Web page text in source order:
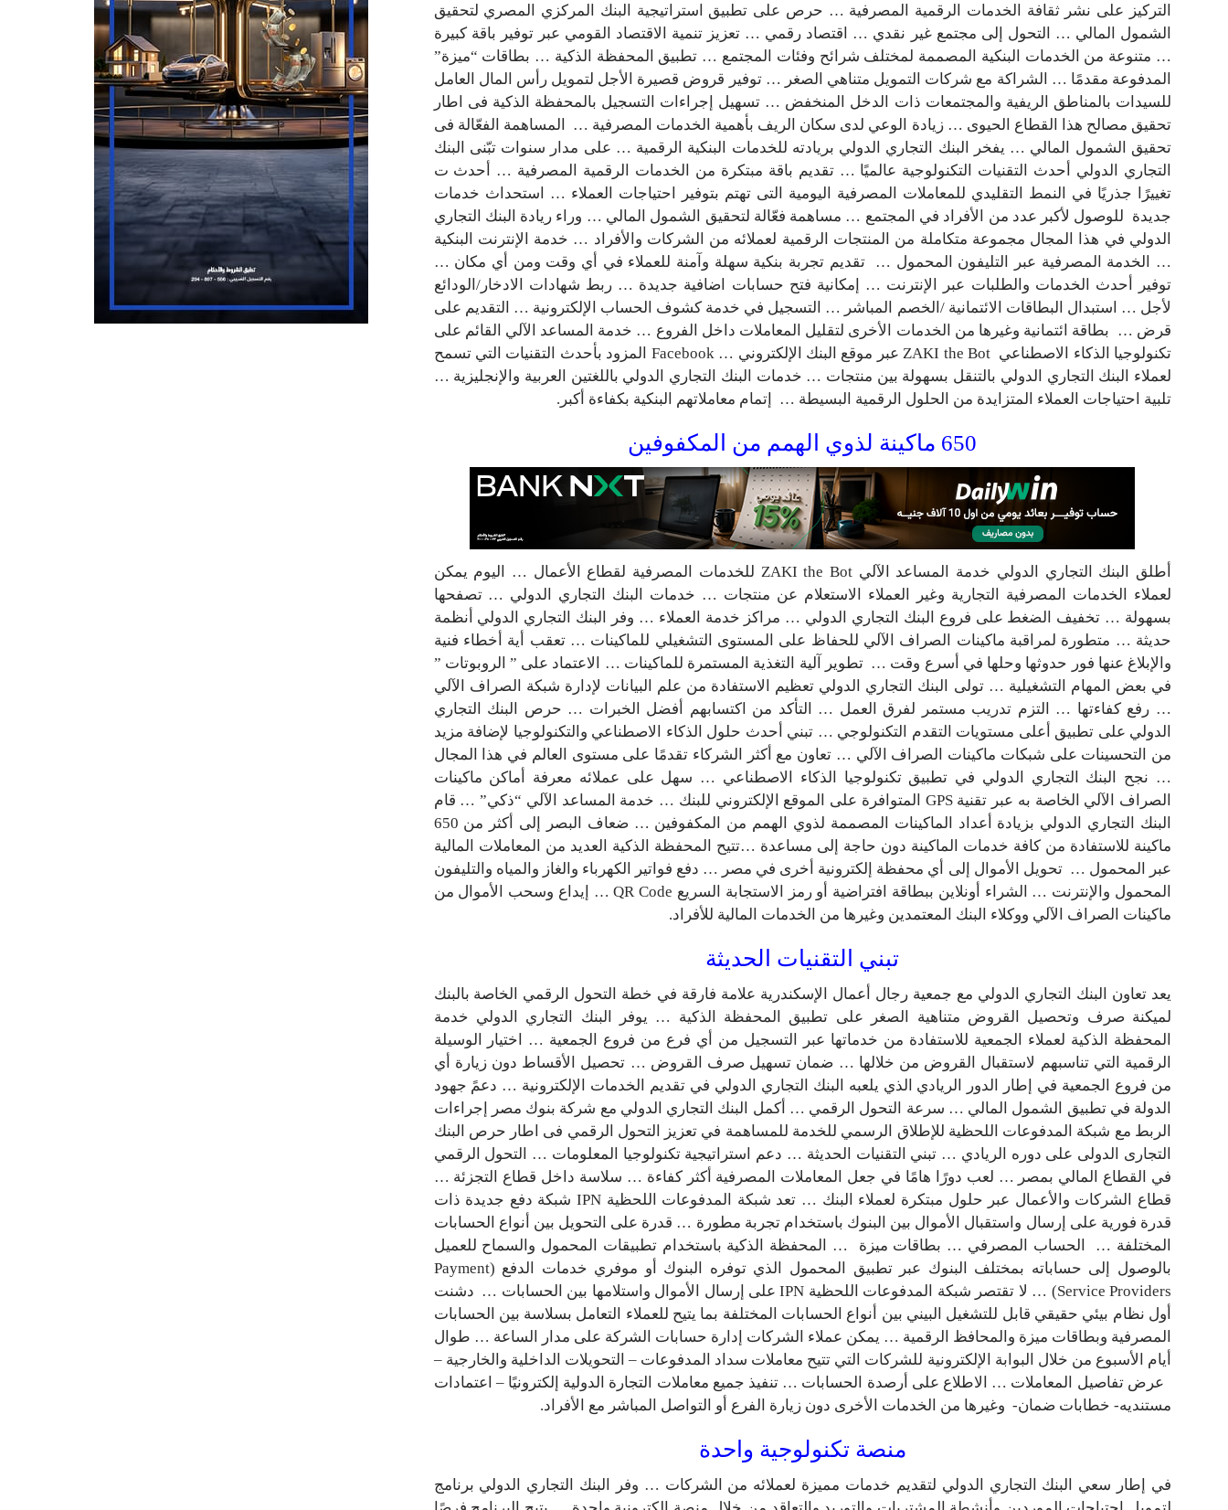
التركيز على نشر ثقافة الخدمات الرقمية المصرفية … حرص على تطبيق استراتيجية البنك المركزي المصري لتحقيق
الشمول المالي … التحول إلى مجتمع غير نقدي … اقتصاد رقمي … تعزيز تنمية الاقتصاد القومي عبر توفير باقة كبيرة
… متنوعة من الخدمات البنكية المصممة لمختلف شرائح وفئات المجتمع … تطبيق المحفظة الذكية … بطاقات “ميزة”
المدفوعة مقدمًا … الشراكة مع شركات التمويل متناهي الصغر … توفير قروض قصيرة الأجل لتمويل رأس المال العامل
للسيدات بالمناطق الريفية والمجتمعات ذات الدخل المنخفض … تسهيل إجراءات التسجيل بالمحفظة الذكية فى اطار
تحقيق مصالح هذا القطاع الحيوى … زيادة الوعي لدى سكان الريف بأهمية الخدمات المصرفية … المساهمة الفعّالة فى
تحقيق الشمول المالي … يفخر البنك التجاري الدولي بريادته للخدمات البنكية الرقمية … على مدار سنوات تبّنى البنك
التجاري الدولي أحدث التقنيات التكنولوجية عالميًا … تقديم باقة مبتكرة من الخدمات الرقمية المصرفية … أحدث ت
تغييرًا جذريًا في النمط التقليدي للمعاملات المصرفية اليومية التى تهتم بتوفير احتياجات العملاء … استحداث خدمات
جديدة للوصول لأكبر عدد من الأفراد في المجتمع … مساهمة فعّالة لتحقيق الشمول المالي … وراء ريادة البنك التجاري
الدولي في هذا المجال مجموعة متكاملة من المنتجات الرقمية لعملائه من الشركات والأفراد … خدمة الإنترنت البنكية
… الخدمة المصرفية عبر التليفون المحمول … تقديم تجربة بنكية سهلة وآمنة للعملاء في أي وقت ومن أي مكان …
توفير أحدث الخدمات والطلبات عبر الإنترنت … إمكانية فتح حسابات اضافية جديدة … ربط شهادات الادخار/الودائع
لأجل … استبدال البطاقات الائتمانية /الخصم المباشر … التسجيل في خدمة كشوف الحساب الإلكترونية … التقديم على
قرض … بطاقة ائتمانية وغيرها من الخدمات الأخرى لتقليل المعاملات داخل الفروع … خدمة المساعد الآلي القائم على
تكنولوجيا الذكاء الاصطناعي ZAKI the Bot عبر موقع البنك الإلكتروني … Facebook المزود بأحدث التقنيات التي تسمح
لعملاء البنك التجاري الدولي بالتنقل بسهولة بين منتجات … خدمات البنك التجاري الدولي باللغتين العربية والإنجليزية …
تلبية احتياجات العملاء المتزايدة من الحلول الرقمية البسيطة … إتمام معاملاتهم البنكية بكفاءة أكبر.
650 ماكينة لذوي الهمم من المكفوفين
أطلق البنك التجاري الدولي خدمة المساعد الآلي ZAKI the Bot للخدمات المصرفية لقطاع الأعمال … اليوم يمكن
لعملاء الخدمات المصرفية التجارية وغير العملاء الاستعلام عن منتجات … خدمات البنك التجاري الدولي … تصفحها
بسهولة … تخفيف الضغط على فروع البنك التجاري الدولي … مراكز خدمة العملاء … وفر البنك التجاري الدولي أنظمة
حديثة … متطورة لمراقبة ماكينات الصراف الآلي للحفاظ على المستوى التشغيلي للماكينات … تعقب أية أخطاء فنية
والإبلاغ عنها فور حدوثها وحلها في أسرع وقت … تطوير آلية التغذية المستمرة للماكينات … الاعتماد على ” الروبوتات ”
في بعض المهام التشغيلية … تولى البنك التجاري الدولي تعظيم الاستفادة من علم البيانات لإدارة شبكة الصراف الآلي
… رفع كفاءتها … التزم تدريب مستمر لفرق العمل … التأكد من اكتسابهم أفضل الخبرات … حرص البنك التجاري
الدولي على تطبيق أعلى مستويات التقدم التكنولوجي … تبني أحدث حلول الذكاء الاصطناعي والتكنولوجيا لإضافة مزيد
من التحسينات على شبكات ماكينات الصراف الآلي … تعاون مع أكثر الشركاء تقدمًا على مستوى العالم في هذا المجال
… نجح البنك التجاري الدولي في تطبيق تكنولوجيا الذكاء الاصطناعي … سهل على عملائه معرفة أماكن ماكينات
الصراف الآلي الخاصة به عبر تقنية GPS المتوافرة على الموقع الإلكتروني للبنك … خدمة المساعد الآلي “ذكي” … قام
البنك التجاري الدولي بزيادة أعداد الماكينات المصممة لذوي الهمم من المكفوفين … ضعاف البصر إلى أكثر من 650
ماكينة للاستفادة من كافة خدمات الماكينة دون حاجة إلى مساعدة …تتيح المحفظة الذكية العديد من المعاملات المالية
عبر المحمول … تحويل الأموال إلى أي محفظة إلكترونية أخرى في مصر … دفع فواتير الكهرباء والغاز والمياه والتليفون
المحمول والإنترنت … الشراء أونلاين ببطاقة افتراضية أو رمز الاستجابة السريع QR Code … إيداع وسحب الأموال من
ماكينات الصراف الآلي ووكلاء البنك المعتمدين وغيرها من الخدمات المالية للأفراد.
تبني التقنيات الحديثة
يعد تعاون البنك التجاري الدولي مع جمعية رجال أعمال الإسكندرية علامة فارقة في خطة التحول الرقمي الخاصة بالبنك
لميكنة صرف وتحصيل القروض متناهية الصغر على تطبيق المحفظة الذكية … يوفر البنك التجاري الدولي خدمة
المحفظة الذكية لعملاء الجمعية للاستفادة من خدماتها عبر التسجيل من أي فرع من فروع الجمعية … اختيار الوسيلة
الرقمية التي تناسبهم لاستقبال القروض من خلالها … ضمان تسهيل صرف القروض … تحصيل الأقساط دون زيارة أي
من فروع الجمعية في إطار الدور الريادي الذي يلعبه البنك التجاري الدولي في تقديم الخدمات الإلكترونية … دعمً جهود
الدولة في تطبيق الشمول المالي … سرعة التحول الرقمي … أكمل البنك التجاري الدولي مع شركة بنوك مصر إجراءات
الربط مع شبكة المدفوعات اللحظية للإطلاق الرسمي للخدمة للمساهمة في تعزيز التحول الرقمي فى اطار حرص البنك
التجارى الدولى على دوره الريادي … تبني التقنيات الحديثة … دعم استراتيجية تكنولوجيا المعلومات … التحول الرقمي
في القطاع المالي بمصر … لعب دورًا هامًا في جعل المعاملات المصرفية أكثر كفاءة … سلاسة داخل قطاع التجزئة …
قطاع الشركات والأعمال عبر حلول مبتكرة لعملاء البنك … تعد شبكة المدفوعات اللحظية IPN شبكة دفع جديدة ذات
قدرة فورية على إرسال واستقبال الأموال بين البنوك باستخدام تجربة مطورة … قدرة على التحويل بين أنواع الحسابات
المختلفة … الحساب المصرفي … بطاقات ميزة … المحفظة الذكية باستخدام تطبيقات المحمول والسماح للعميل
بالوصول إلى حساباته بمختلف البنوك عبر تطبيق المحمول الذي توفره البنوك أو موفري خدمات الدفع (Payment
Service Providers) … لا تقتصر شبكة المدفوعات اللحظية IPN على إرسال الأموال واستلامها بين الحسابات … دشنت
أول نظام بيئي حقيقي قابل للتشغيل البيني بين أنواع الحسابات المختلفة بما يتيح للعملاء التعامل بسلاسة بين الحسابات
المصرفية وبطاقات ميزة والمحافظ الرقمية … يمكن عملاء الشركات إدارة حسابات الشركة على مدار الساعة … طوال
أيام الأسبوع من خلال البوابة الإلكترونية للشركات التي تتيح معاملات سداد المدفوعات – التحويلات الداخلية والخارجية –
عرض تفاصيل المعاملات … الاطلاع على أرصدة الحسابات … تنفيذ جميع معاملات التجارة الدولية إلكترونيًا – اعتمادات
مستنديه- خطابات ضمان- وغيرها من الخدمات الأخرى دون زيارة الفرع أو التواصل المباشر مع الأفراد.
منصة تكنولوجية واحدة
في إطار سعي البنك التجاري الدولي لتقديم خدمات مميزة لعملائه من الشركات … وفر البنك التجاري الدولي برنامج